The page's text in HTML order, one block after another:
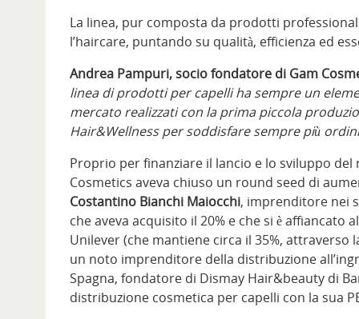
La linea, pur composta da prodotti
l’haircare, puntando su qualità, efficienza ed
Andrea Pampuri, socio fondatore di Gam
linea di prodotti per capelli ha sempre un
mercato realizzati con la prima piccola
Hair&Wellness per soddisfare sempre più
Proprio per finanziare il lancio e lo sviluppo
Cosmetics aveva chiuso un round seed di
Costantino Bianchi Maiocchi, imprenditore nei
che aveva acquisito il 20% e che si è affiancato
Unilever (che mantiene circa il 35%, attraverso
un noto imprenditore della distribuzione
Spagna, fondatore di Dismay Hair&beauty di
distribuzione cosmetica per capelli con la sua